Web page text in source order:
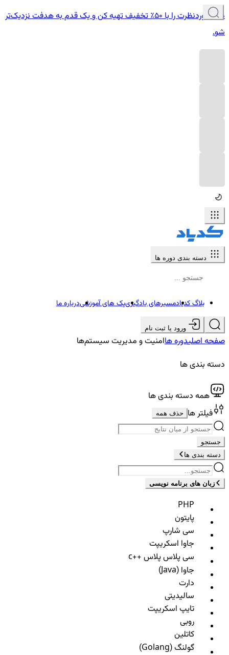
دوره موردنظرت را با ۵۰٪ تخفیف تهیه کن و یک قدم به هدفت نزدیک‌تر
شو.
دسته بندی دوره ها
بلاگ کدیادمسیرهای یادگیریپک های آموزشیدرباره ما
ورود یا ثبت نام
صفحه اصلیدوره هاامنیت و مدیریت سیستم‌ها
دسته بندی ها
همه دسته بندی ها
فیلتر ها
حذف همه
جستجو
دسته بندی ها
زبان های برنامه نویسی
PHP
پایتون
سی شارپ
جاوا اسکریپت
سی پلاس پلاس ++c
جاوا (Java)
دارت
سالیدیتی
تایپ اسکریپت
روبی
کاتلین
گولنگ (Golang)